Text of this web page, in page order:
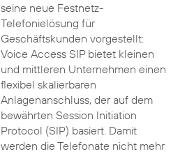
seine neue Festnetz-
Telefonielösung für
Geschäftskunden vorgestellt:
Voice Access SIP bietet kleinen
und mittleren Unternehmen einen
flexibel skalierbaren
Anlagenanschluss, der auf dem
bewährten Session Initiation
Protocol (SIP) basiert. Damit
werden die Telefonate nicht mehr